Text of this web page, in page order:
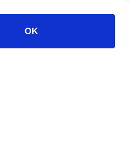
OK
Kontakt